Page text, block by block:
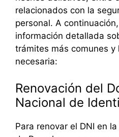
relacionados con la
personal. A
información detallada
trámites más comunes y
necesaria:
Renovación del
Nacional de
Para renovar el DNI en